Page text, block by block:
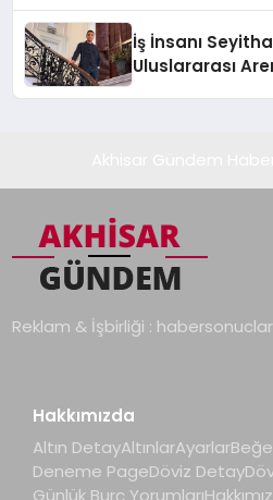
İş İnsanı
Uluslararası
Reklam & İşbirliği :
Hakkımızda
Altın DetayAltınlarAyarlar
Deneme PageDöviz Detay
Günlük Burç Yorumları